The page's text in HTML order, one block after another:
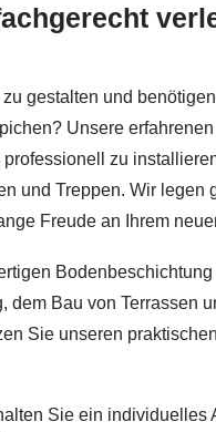
gestalten und
Unsere
zu
und Treppen. Wir legen
Freude an Ihrem
Bau von Terrassen
Sie unseren
Sie ein individuelles